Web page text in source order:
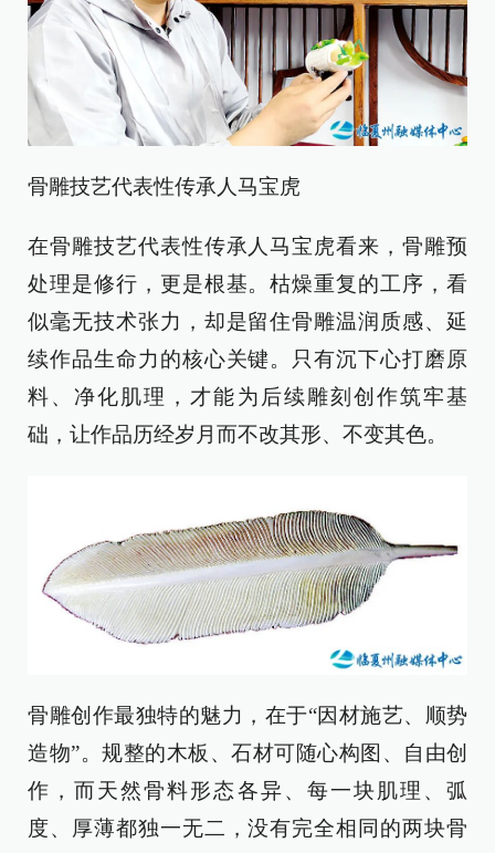
骨雕技艺代表性传承人马宝虎
在骨雕技艺代表性传承人马宝虎看来，骨雕预
处理是修行，更是根基。枯燥重复的工序，看
似毫无技术张力，却是留住骨雕温润质感、延
续作品生命力的核心关键。只有沉下心打磨原
料、净化肌理，才能为后续雕刻创作筑牢基
础，让作品历经岁月而不改其形、不变其色。
骨雕创作最独特的魅力，在于“因材施艺、顺势
造物”。规整的木板、石材可随心构图、自由创
作，而天然骨料形态各异、每一块肌理、弧
度、厚薄都独一无二，没有完全相同的两块骨